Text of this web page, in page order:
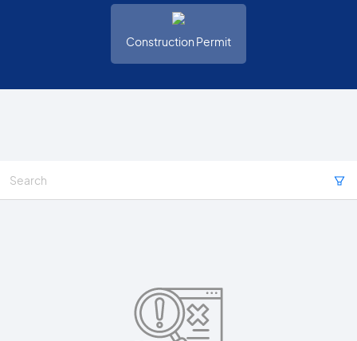
Construction Permit